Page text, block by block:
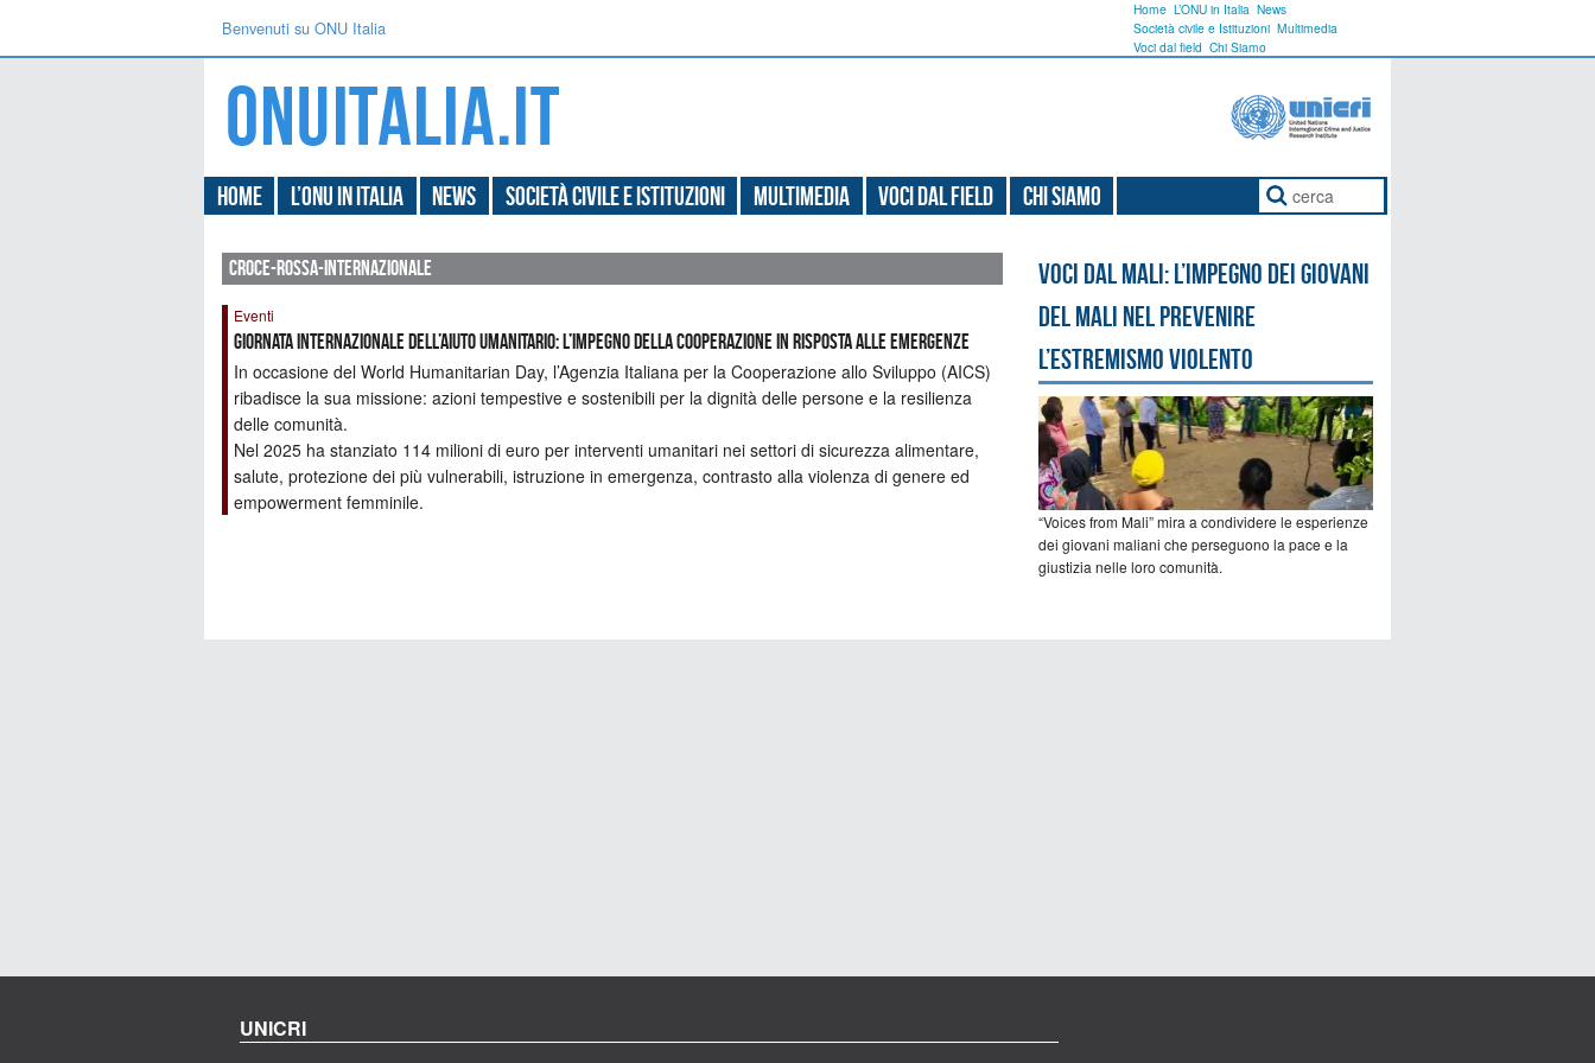
Benvenuti su ONU Italia
Home L’ONU in Italia News
Società civile e Istituzioni Multimedia
Voci dal field Chi Siamo
Home L’ONU in Italia News Società civile e Istituzioni Multimedia Voci dal field Chi Siamo
croce-rossa-internazionale
Eventi
Giornata internazionale dell’aiuto umanitario: l’impegno della Cooperazione in risposta alle emergenze
In occasione del World Humanitarian Day, l’Agenzia Italiana per la Cooperazione allo Sviluppo (AICS)
ribadisce la sua missione: azioni tempestive e sostenibili per la dignità delle persone e la resilienza
delle comunità.
Nel 2025 ha stanziato 114 milioni di euro per interventi umanitari nei settori di sicurezza alimentare,
salute, protezione dei più vulnerabili, istruzione in emergenza, contrasto alla violenza di genere ed
empowerment femminile.
Voci dal Mali: l’impegno dei giovani
del Mali nel prevenire
l’estremismo violento
“Voices from Mali” mira a condividere le esperienze
dei giovani maliani che perseguono la pace e la
giustizia nelle loro comunità.
UNICRI